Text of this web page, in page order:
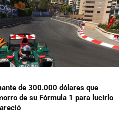
de 300.000 dólares que
de su Fórmula 1 para lucirlo